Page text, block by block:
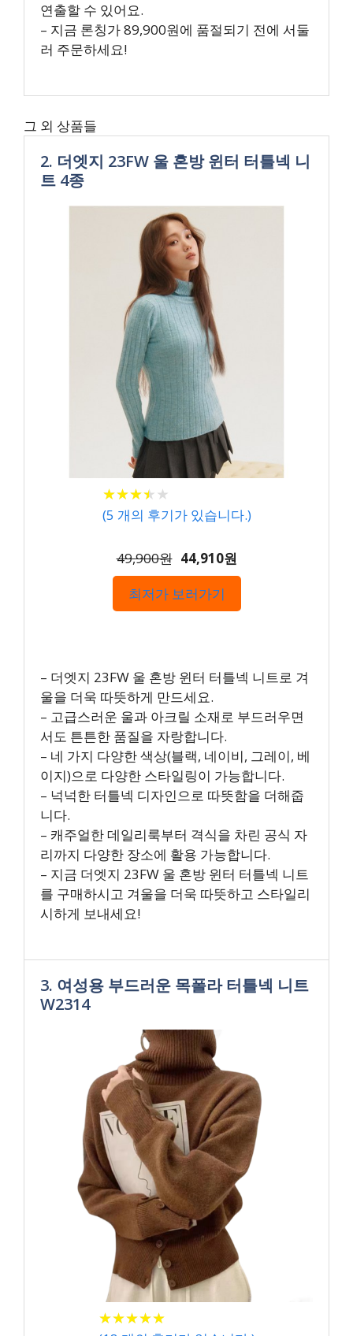
연출할 수 있어요.
– 지금 론칭가 89,900원에 품절되기 전에 서둘
러 주문하세요!
그 외 상품들
2. 더엣지 23FW 울 혼방 윈터 터틀넥 니
트 4종
★★★★ ★
★★★★ ★
(5 개의 후기가 있습니다.)
49,900원 44,910원
최저가 보러가기
– 더엣지 23FW 울 혼방 윈터 터틀넥 니트로 겨
울을 더욱 따뜻하게 만드세요.
– 고급스러운 울과 아크릴 소재로 부드러우면
서도 튼튼한 품질을 자랑합니다.
– 네 가지 다양한 색상(블랙, 네이비, 그레이, 베
이지)으로 다양한 스타일링이 가능합니다.
– 넉넉한 터틀넥 디자인으로 따뜻함을 더해줍
니다.
– 캐주얼한 데일리룩부터 격식을 차린 공식 자
리까지 다양한 장소에 활용 가능합니다.
– 지금 더엣지 23FW 울 혼방 윈터 터틀넥 니트
를 구매하시고 겨울을 더욱 따뜻하고 스타일리
시하게 보내세요!
3. 여성용 부드러운 목폴라 터틀넥 니트
W2314
★★★★★
★★★★★